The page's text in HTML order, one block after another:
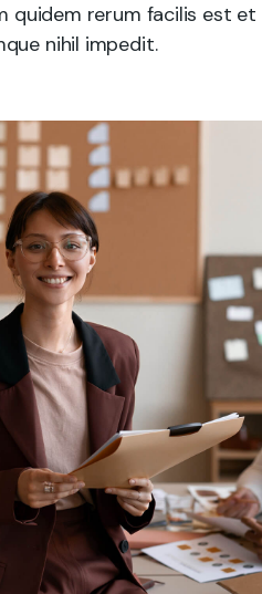
quidem rerum facilis est et
nihil impedit.